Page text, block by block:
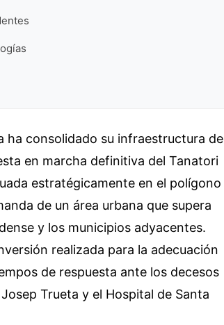
ha consolidado su infraestructura de
en marcha definitiva del Tanatori
estratégicamente en el polígono
de un área urbana que supera
y los municipios adyacentes.
realizada para la adecuación
de respuesta ante los decesos
Trueta y el Hospital de Santa